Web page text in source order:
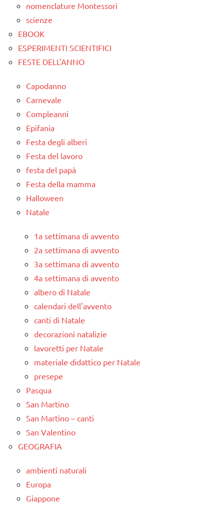
nomenclature Montessori
scienze
EBOOK
ESPERIMENTI SCIENTIFICI
FESTE DELL'ANNO
Capodanno
Carnevale
Compleanni
Epifania
Festa degli alberi
Festa del lavoro
festa del papà
Festa della mamma
Halloween
Natale
1a settimana di avvento
2a settimana di avvento
3a settimana di avvento
4a settimana di avvento
albero di Natale
calendari dell'avvento
canti di Natale
decorazioni natalizie
lavoretti per Natale
materiale didattico per Natale
presepe
Pasqua
San Martino
San Martino – canti
San Valentino
GEOGRAFIA
ambienti naturali
Europa
Giappone